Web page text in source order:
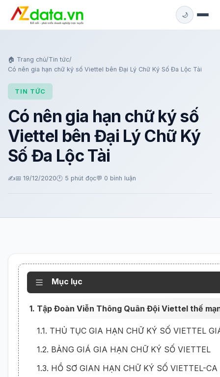
🌙
🏠 Trang chủ/Tin tức/
Có nên gia hạn chữ ký số Viettel bên Đại Lý Chữ Ký Số Đa Lộc Tài
TIN TỨC
Có nên gia hạn chữ ký số
Viettel bên Đại Lý Chữ Ký
Số Đa Lộc Tài
✍️📅 19/12/2020🕐 5 phút đọc💬 0 bình luận
Mục lục
1. Tập Đoàn Viễn Thông Quân Đội Viettel thế
1.1. THỦ TỤC GIA HẠN CHỮ KÝ SỐ VIETTEL
1.2. BẢNG GIÁ GIA HẠN CHỮ KÝ SỐ VIETTEL
1.3. HỒ SƠ GIAN HẠN CHỮ KÝ SỐ VIETTEL-CA